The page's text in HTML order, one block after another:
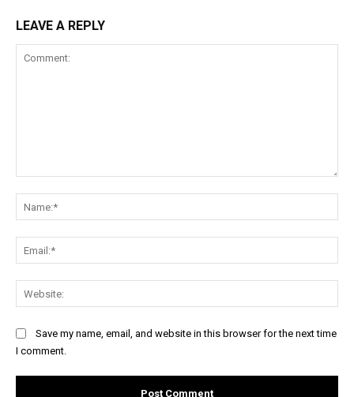
LEAVE A REPLY
Save my name, email, and website in this browser for the next time
I comment.